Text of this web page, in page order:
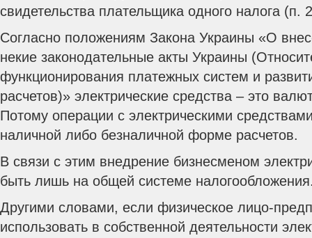
свидетельства плательщика одного налога (п.
Согласно положениям Закона Украины «О
некие законодательные акты Украины
функционирования платежных систем и
расчетов)» электрические средства – это
Потому операции с электрическими
наличной либо безналичной форме расчетов.
В связи с этим внедрение бизнесменом
быть лишь на общей системе
Другими словами, если физическое лицо-
использовать в собственной деятельности